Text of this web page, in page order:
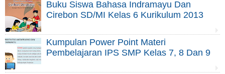
Buku Siswa Bahasa Indramayu Dan
Cirebon SD/MI Kelas 6 Kurikulum 2013
Kumpulan Power Point Materi
Pembelajaran IPS SMP Kelas 7, 8 Dan 9